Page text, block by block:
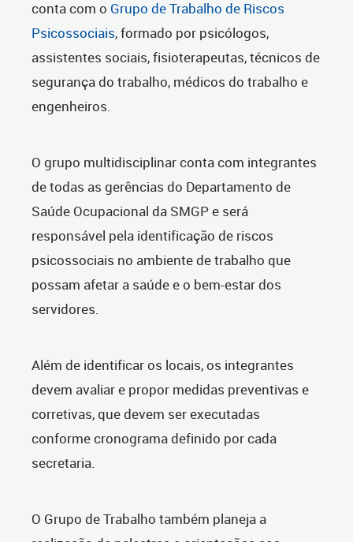
conta com o Grupo de Trabalho de Riscos
Psicossociais, formado por psicólogos,
assistentes sociais, fisioterapeutas, técnicos de
segurança do trabalho, médicos do trabalho e
engenheiros.
O grupo multidisciplinar conta com integrantes
de todas as gerências do Departamento de
Saúde Ocupacional da SMGP e será
responsável pela identificação de riscos
psicossociais no ambiente de trabalho que
possam afetar a saúde e o bem-estar dos
servidores.
Além de identificar os locais, os integrantes
devem avaliar e propor medidas preventivas e
corretivas, que devem ser executadas
conforme cronograma definido por cada
secretaria.
O Grupo de Trabalho também planeja a